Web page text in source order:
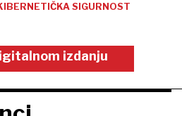
SIGURNOST
izdanju